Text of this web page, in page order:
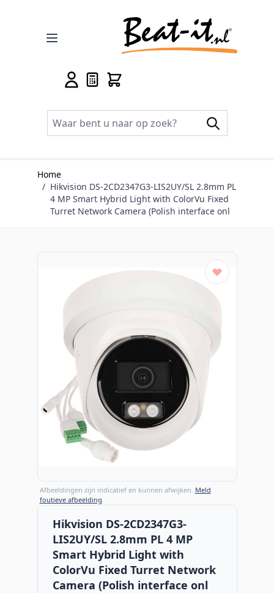
Home
/ Hikvision DS-2CD2347G3-LIS2UY/SL 2.8mm PL
4 MP Smart Hybrid Light with ColorVu Fixed
Turret Network Camera (Polish interface onl
Afbeeldingen zijn indicatief en kunnen afwijken. Meld
foutieve afbeelding
Hikvision DS-2CD2347G3-
LIS2UY/SL 2.8mm PL 4 MP
Smart Hybrid Light with
ColorVu Fixed Turret Network
Camera (Polish interface onl